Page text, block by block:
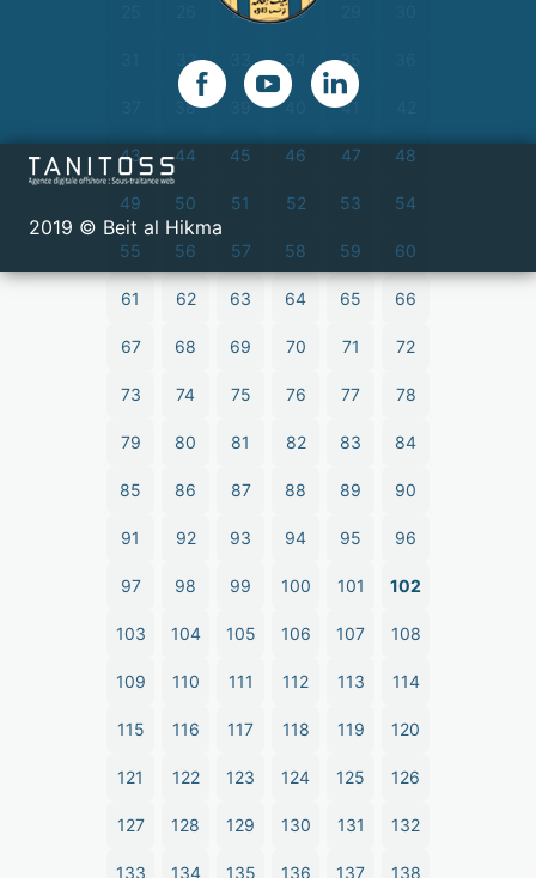
27 28
32 35
38 39 40 41
43 44 45 46 47 48
49 50 51 52 53 54
55 56 57 58 59 60
61 62 63 64 65 66
67 68 69 70 71 72
73 74 75 76 77 78
79 80 81 82 83 84
85 86 87 88 89 90
91 92 93 94 95 96
97 98 99 100 101 102
103 104 105 106 107 108
109 110 111 112 113 114
115 116 117 118 119 120
121 122 123 124 125 126
127 128 129 130 131 132
133 134 135 136 137 138
2019 © Beit al Hikma